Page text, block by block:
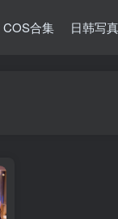
COS合集 日韩写真